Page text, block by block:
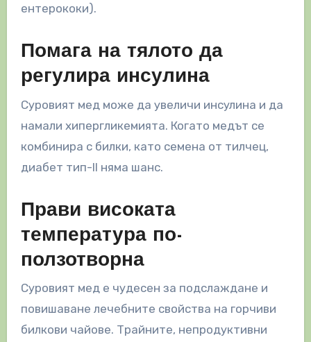
ентерококи).
Помага на тялото да
регулира инсулина
Суровият мед може да увеличи инсулина и да
намали хипергликемията. Когато медът се
комбинира с билки, като семена от тилчец,
диабет тип-II няма шанс.
Прави високата
температура по-
ползотворна
Суровият мед е чудесен за подслаждане и
повишаване лечебните свойства на горчиви
билкови чайове. Трайните, непродуктивни